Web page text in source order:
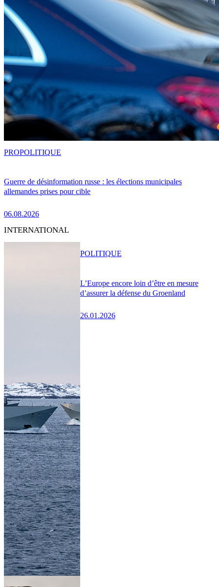
Guerre de désinformation russe : les élections municipales
allemandes prises pour cible
06.08.2026
PROPOLITIQUE
INTERNATIONAL
L’Europe encore loin d’être en mesure
d’assurer la défense du Groenland
26.01.2026
POLITIQUE